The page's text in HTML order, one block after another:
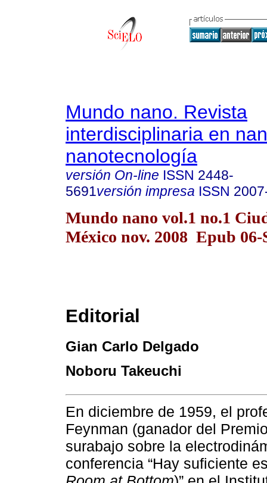
Mundo nano. Revista
interdisciplinaria en
nanotecnología
versión On-line ISSN 2448-
5691versión impresa ISSN
Mundo nano vol.1 no.1
México nov. 2008 Epub 06-
Editorial
Gian Carlo Delgado
Noboru Takeuchi
En diciembre de 1959, el
Feynman (ganador del
surabajo sobre la
conferencia “Hay suficiente